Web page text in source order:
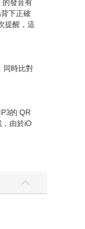
的發音有
下正確
提醒，這
同時比對
的 QR
由於iO